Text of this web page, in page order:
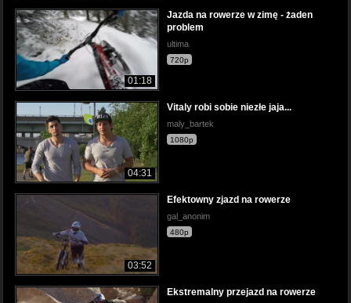
01:18
Jazda na rowerze w zimę - żaden
problem
ultima
720p
04:31
Vitaly robi sobie niezłe jaja...
maly_bartek
1080p
03:52
Efektowny zjazd na rowerze
gal_anonim
480p
Ekstremalny przejazd na rowerze